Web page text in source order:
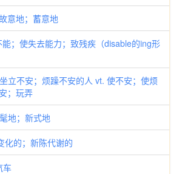
地；蓄意地
使失去能力；致残疾（disable的ing形
不安；烦躁不安的人 vt. 使不安；使烦
；玩弄
；新式地
的；新陈代谢的